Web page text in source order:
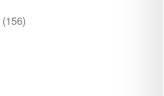
(156)